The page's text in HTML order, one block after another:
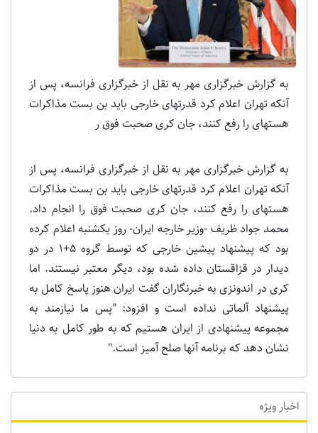
به گزارش خبرگزاری مهر به نقل از خبرگزاری فرانسه، پس از
آنکه تهران اعلام کرد قدرت‎های خارجی باید بن بست مذاکرات
هسته‎ای را رفع کنند، جان کری صحبت فوق ر
به گزارش خبرگزاری مهر به نقل از خبرگزاری فرانسه، پس از
آنکه تهران اعلام کرد قدرت‎های خارجی باید بن بست مذاکرات
هسته‎ای را رفع کنند، جان کری صحبت فوق را انجام داد.
محمد جواد ظریف -وزیر خارجه ایران- روز یکشنبه اعلام کرده
بود که پیشنهاد پیشین خارجی که توسط گروه 5+1 در دو
دیدار در قزاقستان داده شده بود، دیگر معتبر نیستند. اما
کری در اندونزی به خبرنگاران گفت ایران هنوز پاسخ کامل به
پیشنهاد آلماتی نداده است و افزود: "پس ما نیازمند به
مجموعه پیشنهادی از ایران هستیم که به طور کامل به دنیا
نشان دهد که برنامه آنها صلح آمیز است."
اخبار ویژه